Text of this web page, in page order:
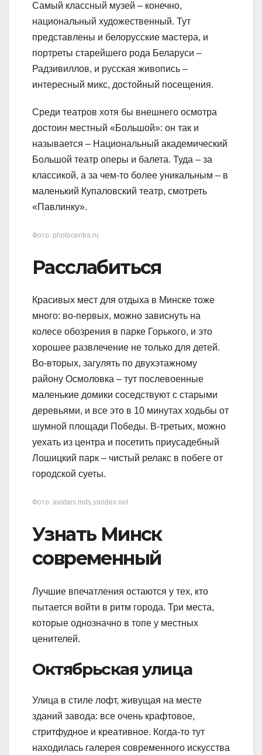
Самый классный музей – конечно,
национальный художественный. Тут
представлены и белорусские мастера, и
портреты старейшего рода Беларуси –
Радзивиллов, и русская живопись –
интересный микс, достойный посещения.
Среди театров хотя бы внешнего осмотра
достоин местный «Большой»: он так и
называется – Национальный академический
Большой театр оперы и балета. Туда – за
классикой, а за чем-то более уникальным – в
маленький Купаловский театр, смотреть
«Павлинку».
Фото: photocentra.ru
Расслабиться
Красивых мест для отдыха в Минске тоже
много: во-первых, можно зависнуть на
колесе обозрения в парке Горького, и это
хорошее развлечение не только для детей.
Во-вторых, загулять по двухэтажному
району Осмоловка – тут послевоенные
маленькие домики соседствуют с старыми
деревьями, и все это в 10 минутах ходьбы от
шумной площади Победы. В-третьих, можно
уехать из центра и посетить приусадебный
Лошицкий парк – чистый релакс в побеге от
городской суеты.
Фото: avatars.mds.yandex.net
Узнать Минск
современный
Лучшие впечатления остаются у тех, кто
пытается войти в ритм города. Три места,
которые однозначно в топе у местных
ценителей.
Октябрьская улица
Улица в стиле лофт, живущая на месте
зданий завода: все очень крафтовое,
стритфудное и креативное. Когда-то тут
находилась галерея современного искусства